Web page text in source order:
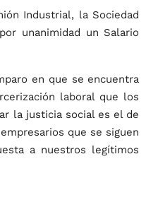
Industrial, la Sociedad
unanimidad un Salario
en que se encuentra
laboral que los
la justicia social es el de
que se siguen
a nuestros legítimos